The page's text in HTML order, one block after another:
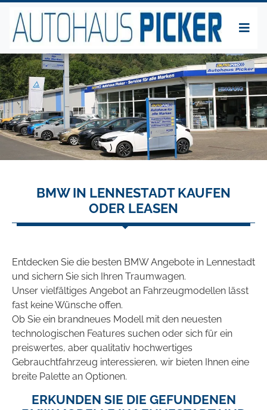
BMW IN LENNESTADT KAUFEN
ODER LEASEN
Entdecken Sie die besten BMW Angebote in Lennestadt
und sichern Sie sich Ihren Traumwagen.
Unser vielfältiges Angebot an Fahrzeugmodellen lässt
fast keine Wünsche offen.
Ob Sie ein brandneues Modell mit den neuesten
technologischen Features suchen oder sich für ein
preiswertes, aber qualitativ hochwertiges
Gebrauchtfahrzeug interessieren, wir bieten Ihnen eine
breite Palette an Optionen.
ERKUNDEN SIE DIE GEFUNDENEN